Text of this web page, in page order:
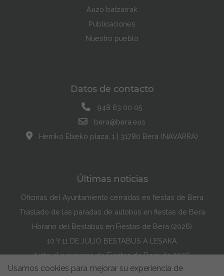
Auzo batzarrak
Publicaciones
Nuestro pueblo
Datos de contacto
948 63 00 05
bera@bera.eus
Herriko Etxeko plaza, 1 | 31780 Bera (NAVARRA)
Últimas noticias
Oficinas del Ayuntamiento cerradas en fiestas de Bera
Traslado de las paradas de autobús en fiestas de Bera
Horario del Bestabus en Fiestas de Bera (2026)
10 Y 11 DE JULIO BESTABUS A LESAKA
Listo el programa de Fiestas de Bera de 2026
Usamos cookies para mejorar su experiencia de